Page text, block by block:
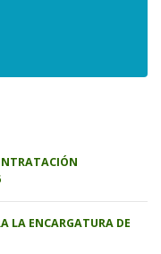
LA ENCARGATURA DE